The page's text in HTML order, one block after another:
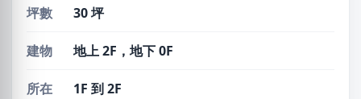
坪數 30 坪
建物 地上 2F，地下 0F
所在 1F 到 2F